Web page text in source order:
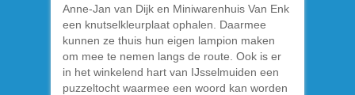
Anne-Jan van Dijk en Miniwarenhuis Van Enk
een knutselkleurplaat ophalen. Daarmee
kunnen ze thuis hun eigen lampion maken
om mee te nemen langs de route. Ook is er
in het winkelend hart van IJsselmuiden een
puzzeltocht waarmee een woord kan worden